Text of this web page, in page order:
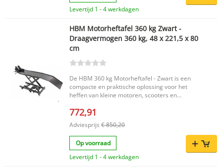
Levertijd 1 - 4 werkdagen
HBM Motorheftafel 360 kg Zwart -
Draagvermogen 360 kg, 48 x 221,5 x 80
cm
De HBM 360 kg Motorheftafel - Zwart is een
compacte en praktische oplossing voor het
heffen van kleine motoren, scooters en
deze motorheftafel zeer goed te gebruiken in
maximaal draagvermogen van 360 kg. De
motorheftafel voldoet aan de nieuwste CE
richtlijnen en wordt geleverd inclusief CE
certificaat. Belangrijkste voordelen Compact
formaat, ideaal voor gebruik in kleinere ruimtes
772,91
Adviesprijs € 850,20
Op voorraad
Levertijd 1 - 4 werkdagen